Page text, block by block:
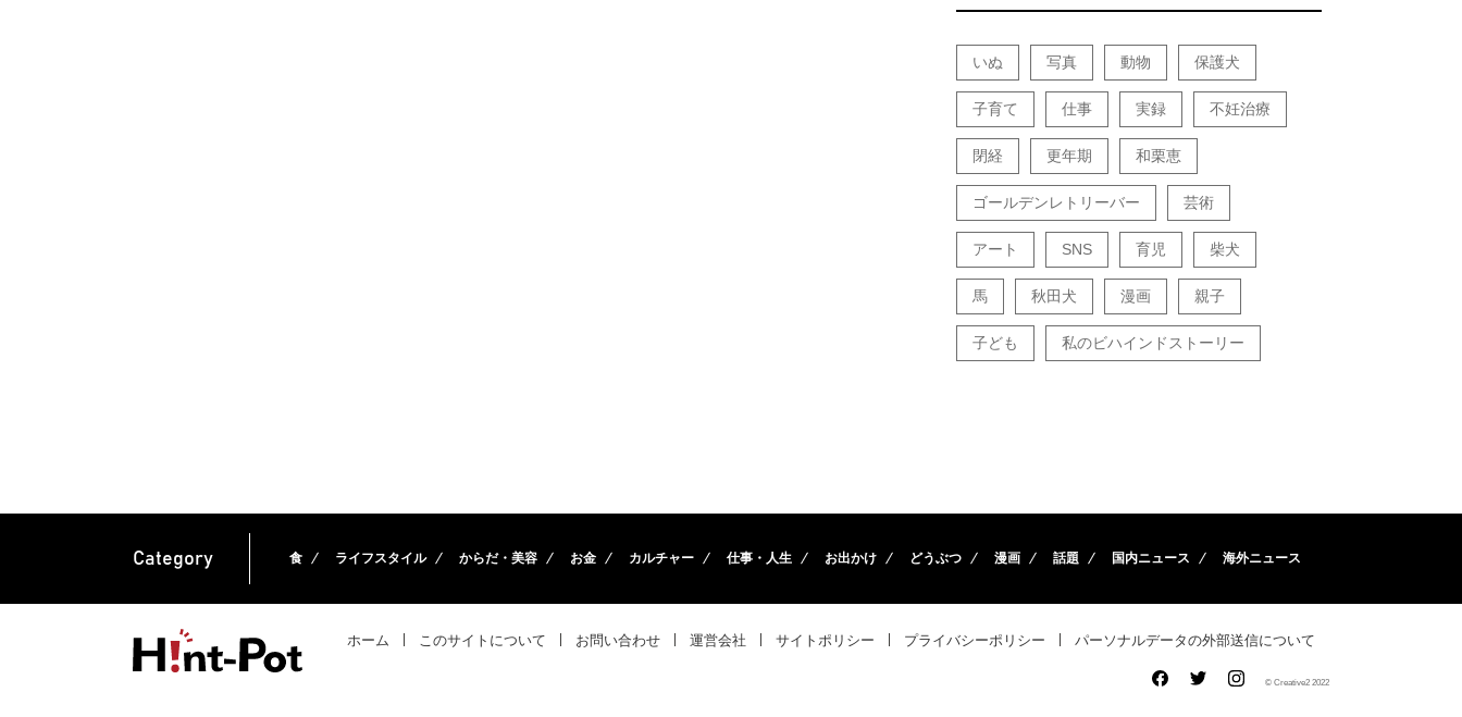
いぬ 写真 動物 保護犬
子育て 仕事 実録 不妊治療
閉経 更年期 和栗恵
ゴールデンレトリーバー 芸術
アート SNS 育児 柴犬
馬 秋田犬 漫画 親子
子ども 私のビハインドストーリー
Category 食 ライフスタイル からだ・美容 お金 カルチャー 仕事・人生 お出かけ どうぶつ 漫画 話題 国内ニュース 海外ニュース
ホーム このサイトについて お問い合わせ 運営会社 サイトポリシー プライバシーポリシー パーソナルデータの外部送信について
© Creative2 2022